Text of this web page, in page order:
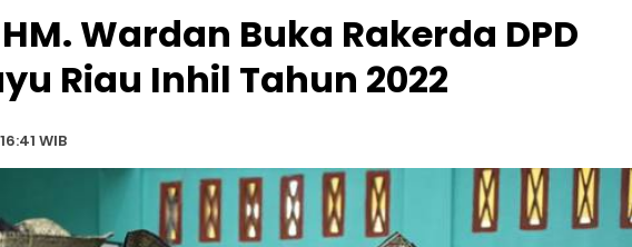
Wardan Buka Rakerda DPD
Riau Inhil Tahun 2022
WIB